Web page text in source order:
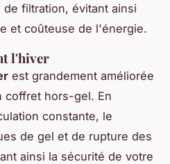
filtration, évitant ainsi
et coûteuse de l'énergie.
l'hiver
est grandement améliorée
coffret hors-gel. En
constante, le
de gel et de rupture des
ainsi la sécurité de votre